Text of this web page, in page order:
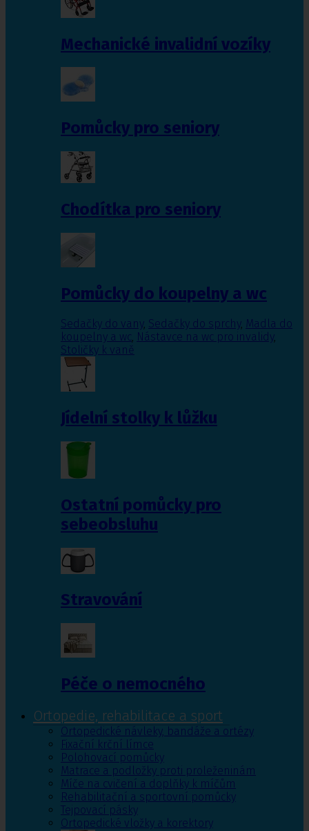
Mechanické invalidní vozíky
Pomůcky pro seniory
Chodítka pro seniory
Pomůcky do koupelny a wc
Sedačky do vany, Sedačky do sprchy, Madla do
koupelny a wc, Nástavce na wc pro invalidy,
Stoličky k vaně
Jídelní stolky k lůžku
Ostatní pomůcky pro
sebeobsluhu
Stravování
Péče o nemocného
Ortopedie, rehabilitace a sport
Ortopedické návleky, bandáže a ortézy
Fixační krční límce
Polohovací pomůcky
Matrace a podložky proti proleženinám
Míče na cvičení a doplňky k míčům
Rehabilitační a sportovní pomůcky
Tejpovací pásky
Ortopedické vložky a korektory